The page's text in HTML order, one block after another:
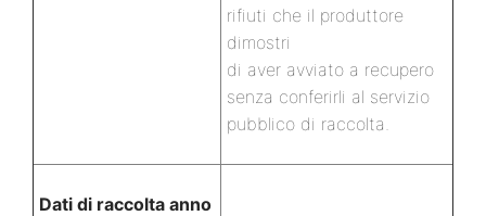
rifiuti che il produttore
dimostri
di aver avviato a recupero
senza conferirli al servizio
pubblico di raccolta.
Dati di raccolta anno